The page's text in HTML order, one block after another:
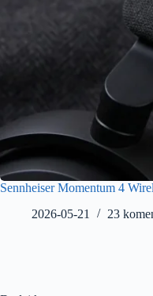
Sennheiser Momentum 4
2026-05-21
23